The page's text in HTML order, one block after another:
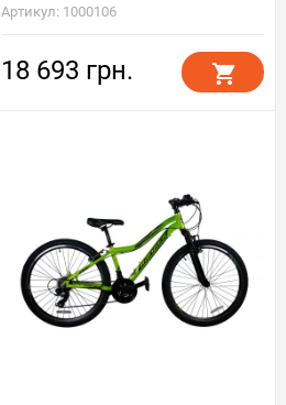
Артикул: 1000106
18 693 грн.